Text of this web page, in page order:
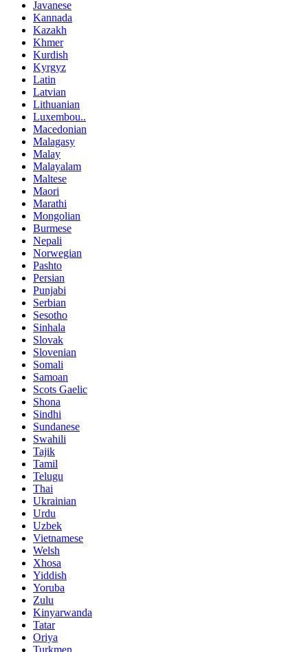
Javanese
Kannada
Kazakh
Khmer
Kurdish
Kyrgyz
Latin
Latvian
Lithuanian
Luxembou..
Macedonian
Malagasy
Malay
Malayalam
Maltese
Maori
Marathi
Mongolian
Burmese
Nepali
Norwegian
Pashto
Persian
Punjabi
Serbian
Sesotho
Sinhala
Slovak
Slovenian
Somali
Samoan
Scots Gaelic
Shona
Sindhi
Sundanese
Swahili
Tajik
Tamil
Telugu
Thai
Ukrainian
Urdu
Uzbek
Vietnamese
Welsh
Xhosa
Yiddish
Yoruba
Zulu
Kinyarwanda
Tatar
Oriya